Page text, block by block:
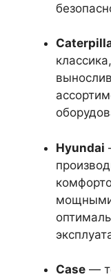
Hyundai
мощными
Case —